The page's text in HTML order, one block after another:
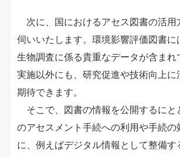
次に、国におけるアセス図書の活用
伺いいたします。環境影響評価図書に
生物調査に係る貴重なデータが含まれ
実施以外にも、研究促進や技術向上に
期待できます。
そこで、図書の情報を公開するにと
のアセスメント手続への利用や手続の
に、例えばデジタル情報として整備す